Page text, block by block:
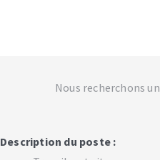
Nous recherchons un
Description du poste :